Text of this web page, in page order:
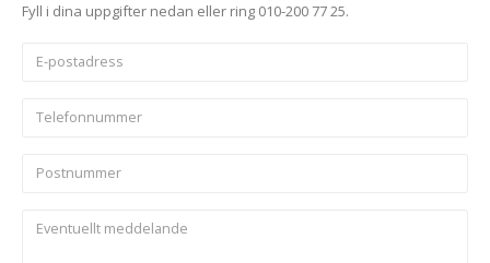
Fyll i dina uppgifter nedan eller ring 010-200 77 25.